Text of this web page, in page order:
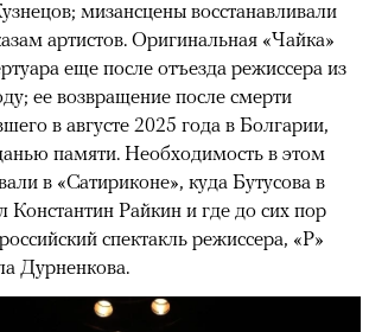
мизансцены восстанавливали
артистов. Оригинальная «Чайка»
еще после отъезда режиссера из
ее возвращение после смерти
в августе 2025 года в Болгарии,
памяти. Необходимость в этом
в «Сатириконе», куда Бутусова в
Константин Райкин и где до сих пор
спектакль режиссера, «Р»
Дурненкова.